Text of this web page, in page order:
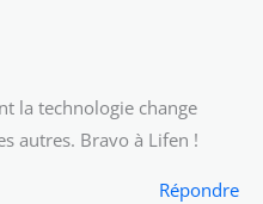
la technologie change
autres. Bravo à Lifen !
Répondre